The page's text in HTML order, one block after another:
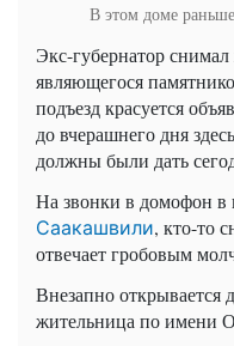
В этом доме
Экс-губернатор
являющегося
подъезд красуется
до вчерашнего дня
должны были дать
На звонки в домофон
Саакашвили, кто-то
отвечает гробовым
Внезапно открывается
жительница по имени